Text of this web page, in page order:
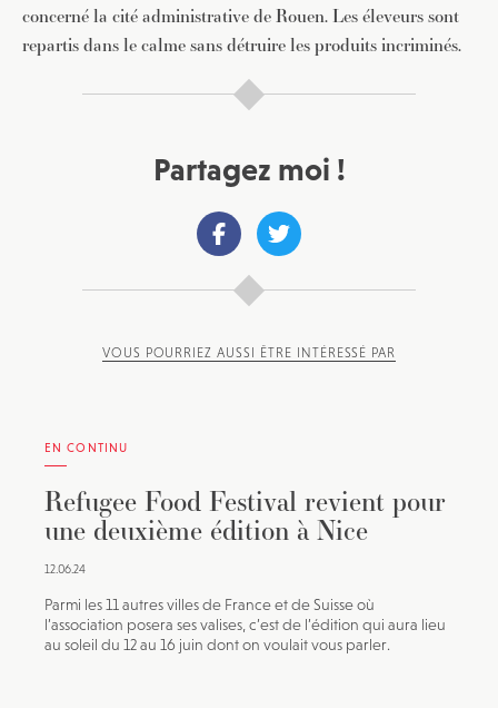
concerné la cité administrative de Rouen. Les éleveurs sont
repartis dans le calme sans détruire les produits incriminés.
Partagez moi !
VOUS POURRIEZ AUSSI ÊTRE INTÉRESSÉ PAR
EN CONTINU
Refugee Food Festival revient pour
une deuxième édition à Nice
12.06.24
Parmi les 11 autres villes de France et de Suisse où
l’association posera ses valises, c’est de l’édition qui aura lieu
au soleil du 12 au 16 juin dont on voulait vous parler.